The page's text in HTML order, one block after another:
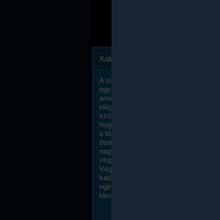
Kalóriaszámlálás
A sikeres fogyás titka valójában igen
egyszerű: égess több energiát, mint
amennyit beviszel. Természetesen
elég nagy fegyelemre és akaraterőre
szükség, de meglepődve fogod
hogy a kalóriaszámolás mennyire
a többi diétához képest. Itt nincsenek
ételek és a megengedett kalóriabevitelt
nagymértékben növelheted ha
végzel.
Végül, de nem utolsó sorban, a
kalóriaszámolás módszerét a legtöbb
egészségügyi szakorvos ajánlja és
támogatja.